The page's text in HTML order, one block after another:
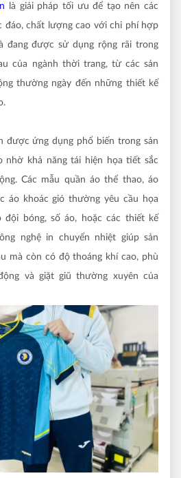
là giải pháp tối ưu để tạo nên các
đáo, chất lượng cao với chi phí hợp
đang được sử dụng rộng rãi trong
của ngành thời trang, từ các sản
thường ngày đến những thiết kế
được ứng dụng phổ biến trong sản
nhờ khả năng tái hiện họa tiết sắc
Các mẫu quần áo thể thao, áo
áo khoác gió thường yêu cầu họa
bóng, số áo, hoặc các thiết kế
nghệ in chuyển nhiệt giúp sản
mà còn có độ thoáng khí cao, phù
và giặt giũ thường xuyên của